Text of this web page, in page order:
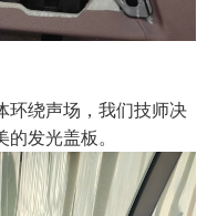
环绕声场，我们技师决
发光盖板。